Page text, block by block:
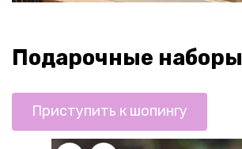
Подарочные наборы
Приступить к шопингу